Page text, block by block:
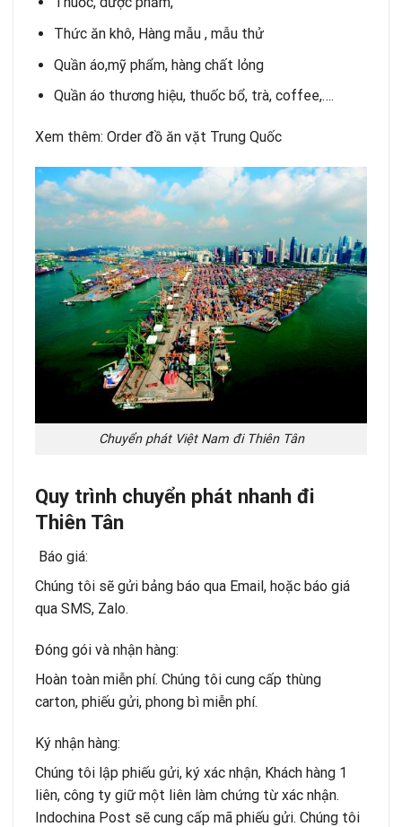
Thức ăn khô, Hàng mẫu , mẫu thử
Quần áo,mỹ phẩm, hàng chất lỏng
Quần áo thương hiệu, thuốc bổ, trà, coffee,….
Xem thêm: Order đồ ăn vặt Trung Quốc
Chuyển phát Việt Nam đi Thiên Tân
Quy trình chuyển phát nhanh đi
Thiên Tân
Báo giá:
Chúng tôi sẽ gửi bảng báo qua Email, hoặc báo giá
qua SMS, Zalo.
Đóng gói và nhận hàng:
Hoàn toàn miễn phí. Chúng tôi cung cấp thùng
carton, phiếu gửi, phong bì miễn phí.
Ký nhận hàng:
Chúng tôi lập phiếu gửi, ký xác nhận, Khách hàng 1
liên, công ty giữ một liên làm chứng từ xác nhận.
Indochina Post sẽ cung cấp mã phiếu gửi. Chúng tôi